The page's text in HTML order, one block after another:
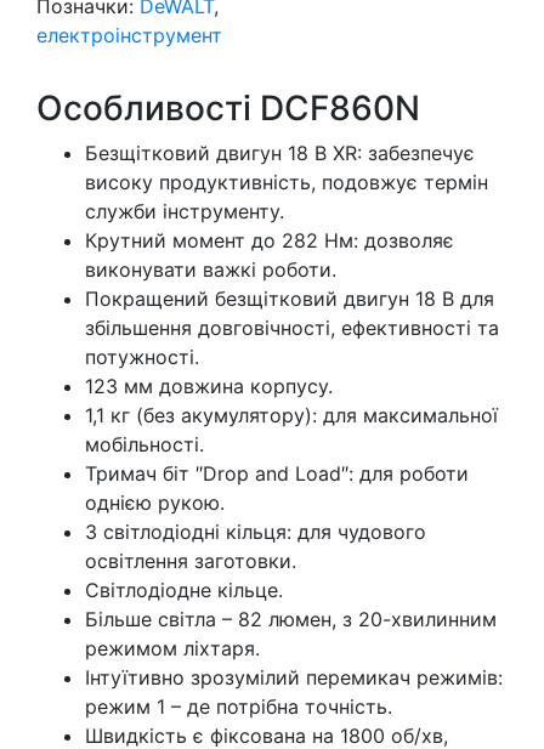
кількість
Позначки: DeWALT,
електроінструмент
Особливості DCF860N
Безщітковий двигун 18 В XR: забезпечує
високу продуктивність, подовжує термін
служби інструменту.
Крутний момент до 282 Нм: дозволяє
виконувати важкі роботи.
Покращений безщітковий двигун 18 В для
збільшення довговічності, ефективності та
потужності.
123 мм довжина корпусу.
1,1 кг (без акумулятору): для максимальної
мобільності.
Тримач біт ″Drop and Load″: для роботи
однією рукою.
3 світлодіодні кільця: для чудового
освітлення заготовки.
Світлодіодне кільце.
Більше світла – 82 люмен, з 20-хвилинним
режимом ліхтаря.
Інтуїтивно зрозумілий перемикач режимів:
режим 1 – де потрібна точність.
Швидкість є фіксована на 1800 об/хв,